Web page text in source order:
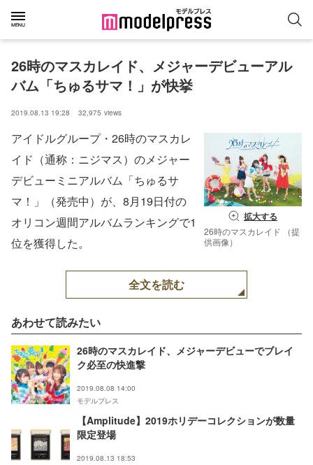
26時のマスカレイド、メジャーデビューアル
バム「ちゅるサマ！」が快挙
2019.08.13 19:28 32,975 views
拡大する
26時のマスカレイド （提
供画像）
アイドルグループ・26時のマスカレ
イド（通称：ニジマス）のメジャー
デビューミニアルバム「ちゅるサ
マ！」（発売中）が、8月19日付の
オリコン週間アルバムランキングで1
位を獲得した。
全文を読む
あわせて読みたい
26時のマスカレイド、メジャーデビューでブレイ
ク必至の快進撃
2019.08.08 14:00
モデルプレス
【Amplitude】2019ホリデーコレクションが数量
限定登場
2019.08.13 18:53